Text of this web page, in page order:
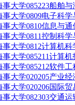
事大学085223船舶
事大学0809电子科
事大学0810信息与
事大学0811控制科
事大学0812计算机
事大学085211计算
事大学085212软件
事大学020205产业
事大学020206国际
事大学082303交通